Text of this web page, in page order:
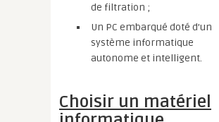
de filtration ;
Un PC embarqué doté d’un
système informatique
autonome et intelligent.
Choisir un matériel